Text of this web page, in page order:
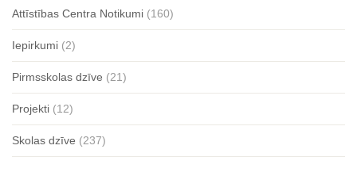
Attīstības Centra Notikumi (160)
Iepirkumi (2)
Pirmsskolas dzīve (21)
Projekti (12)
Skolas dzīve (237)